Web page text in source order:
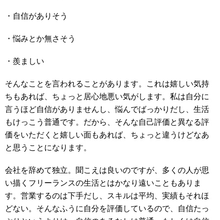
・自信がありそう
・悩みとか無さそう
・羨ましい
そんなことを言われることがあります。これは嬉しい気持
ちもあれば、ちょっと居心地悪い気がします。私は自分に
言うほど自信がありませんし、悩んでばっかりだし、生活
もけっこう普通です。だから、そんな自己評価と異なる評
価をいただくと嬉しい面もあれば、ちょっと違うけどなあ
と思うことになります。
会社を辞めて独立。聞こえは良いのですが、多くの人が思
い描くフリーランスの生活とはかなり遠いこともありま
す。営業するのは下手だし、スキルは平均、実績もそれほ
どない。そんなふうに自分を評価しているので、自信たっ